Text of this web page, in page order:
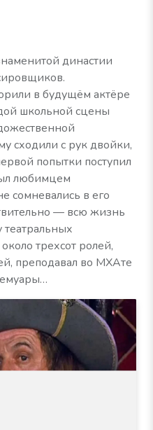
династии
в будущём актёре
школьной сцены
сходили с рук двойки,
попытки поступил
любимцем
сомневались в его
— всю жизнь
трехсот ролей,
преподавал во МХАте